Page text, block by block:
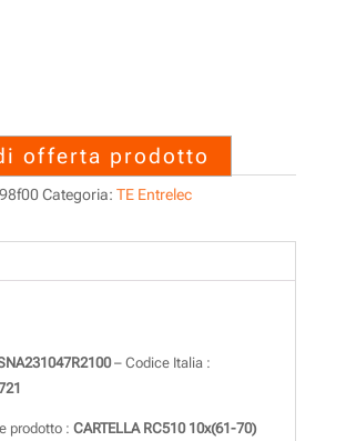
offerta prodotto
Categoria: TE Entrelec
– Codice Italia :
prodotto : CARTELLA RC510 10x(61-70)